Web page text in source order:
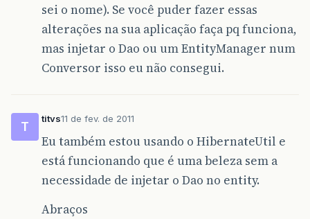
sei o nome). Se você puder fazer essas
alterações na sua aplicação faça pq funciona,
mas injetar o Dao ou um EntityManager num
Conversor isso eu não consegui.
T
titvs11 de fev. de 2011
Eu também estou usando o HibernateUtil e
está funcionando que é uma beleza sem a
necessidade de injetar o Dao no entity.
Abraços